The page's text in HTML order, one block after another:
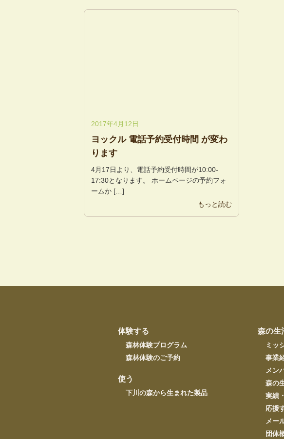
2017年4月12日
ヨックル 電話予約受付時間 が変わ
ります
4月17日より、電話予約受付時間が10:00-
17:30となります。 ホームページの予約フォ
ームか […]
もっと読む
体験する
森林体験プログラム
森林体験のご予約
使う
下川の森から生まれた製品
森の生
ミッ
事業
メン
森の
実績
応援
メー
団体